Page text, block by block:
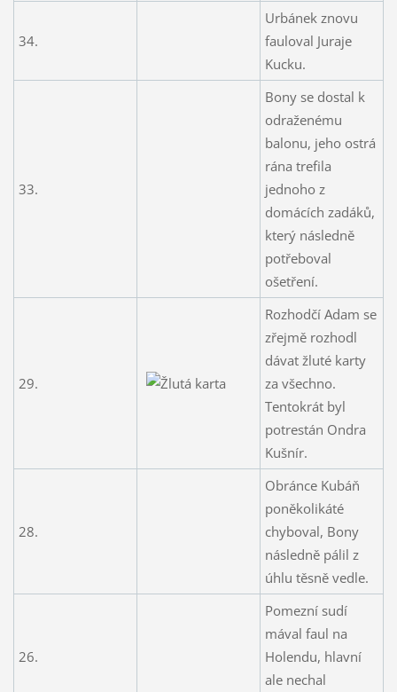
34.
Urbánek znovu
fauloval Juraje
Kucku.
33.
Bony se dostal k
odraženému
balonu, jeho ostrá
rána trefila
jednoho z
domácích zadáků,
který následně
potřeboval
ošetření.
29.
Rozhodčí Adam se
zřejmě rozhodl
dávat žluté karty
za všechno.
Tentokrát byl
potrestán Ondra
Kušnír.
28.
Obránce Kubáň
poněkolikáté
chyboval, Bony
následně pálil z
úhlu těsně vedle.
26.
Pomezní sudí
mával faul na
Holendu, hlavní
ale nechal